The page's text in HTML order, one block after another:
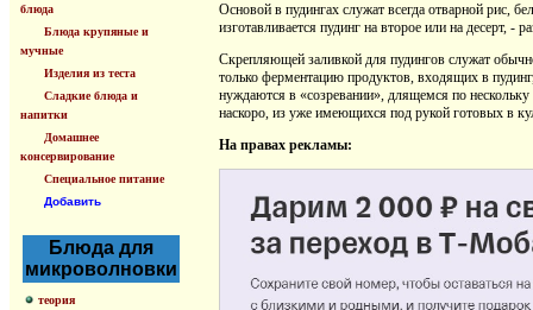
блюда
Блюда крупяные и
мучные
Изделия из теста
Сладкие блюда и
напитки
Домашнее
консервирование
Специальное питание
Добавить
Блюда для
микроволновки
теория
Основой в пудингах служат всегда отварной рис,
изготавливается пудинг на второе или на десерт,
Скрепляющей заливкой для пудингов служат
только ферментацию продуктов, входящих в
нуждаются в «созревании», длящемся по
наскоро, из уже имеющихся под рукой готовых в
На правах рекламы: